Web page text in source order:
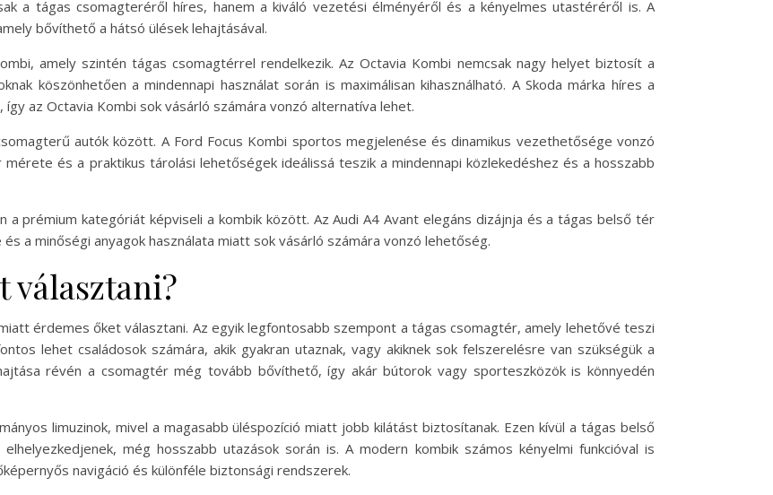
a tágas csomagteréről híres, hanem a kiváló vezetési élményéről és a kényelmes utastéréről is. A
bővíthető a hátsó ülések lehajtásával.
amely szintén tágas csomagtérrel rendelkezik. Az Octavia Kombi nemcsak nagy helyet biztosít a
köszönhetően a mindennapi használat során is maximálisan kihasználható. A Skoda márka híres a
az Octavia Kombi sok vásárló számára vonzó alternatíva lehet.
autók között. A Ford Focus Kombi sportos megjelenése és dinamikus vezethetősége vonzó
és a praktikus tárolási lehetőségek ideálissá teszik a mindennapi közlekedéshez és a hosszabb
a prémium kategóriát képviseli a kombik között. Az Audi A4 Avant elegáns dizájnja és a tágas belső tér
a minőségi anyagok használata miatt sok vásárló számára vonzó lehetőség.
választani?
érdemes őket választani. Az egyik legfontosabb szempont a tágas csomagtér, amely lehetővé teszi
lehet családosok számára, akik gyakran utaznak, vagy akiknek sok felszerelésre van szükségük a
révén a csomagtér még tovább bővíthető, így akár bútorok vagy sporteszközök is könnyedén
limuzinok, mivel a magasabb üléspozíció miatt jobb kilátást biztosítanak. Ezen kívül a tágas belső
még hosszabb utazások során is. A modern kombik számos kényelmi funkcióval is
navigáció és különféle biztonsági rendszerek.